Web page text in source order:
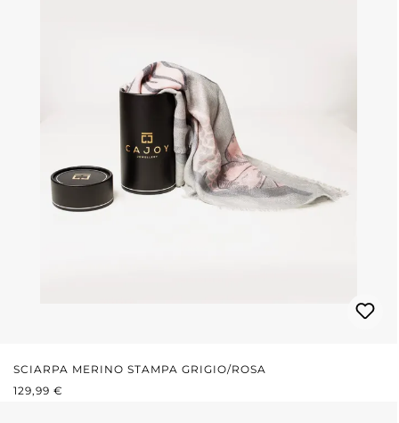
SCIARPA MERINO STAMPA GRIGIO/ROSA
PREZZO NORMALE:
129,99 €